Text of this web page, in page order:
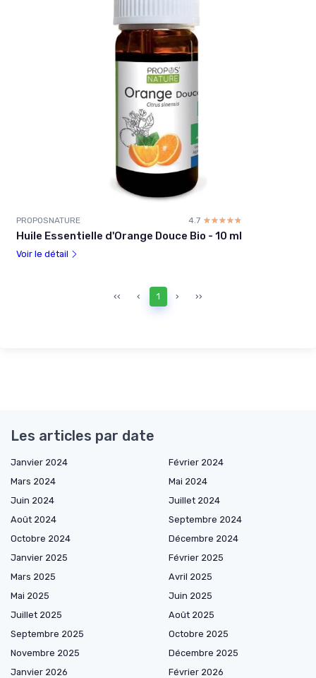
PROPOSNATURE 4.7 ☆☆☆☆☆
★★★★★
Huile Essentielle d'Orange Douce Bio - 10 ml
Voir le détail
‹‹ ‹ 1 › ››
Les articles par date
Janvier 2024
Février 2024
Mars 2024
Mai 2024
Juin 2024
Juillet 2024
Août 2024
Septembre 2024
Octobre 2024
Décembre 2024
Janvier 2025
Février 2025
Mars 2025
Avril 2025
Mai 2025
Juin 2025
Juillet 2025
Août 2025
Septembre 2025
Octobre 2025
Novembre 2025
Décembre 2025
Janvier 2026
Février 2026